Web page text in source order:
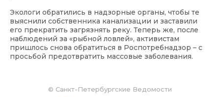
Экологи обратились в надзорные органы, чтобы те
выяснили собственника канализации и заставили
его прекратить загрязнять реку. Теперь же, после
наблюдений за «рыбной ловлей», активистам
пришлось снова обратиться в Роспотребнадзор – с
просьбой предотвратить массовые заболевания.
© Санкт-Петербургские Ведомости